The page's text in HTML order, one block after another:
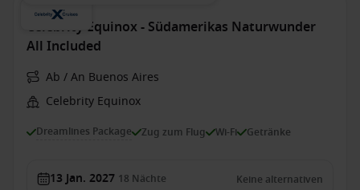
Celebrity Equinox - Südamerikas Naturwunder
All Included
Ab / An Buenos Aires
Celebrity Equinox
Dreamlines Package Zug zum Flug Wi-Fi Getränke
13 Jan. 2027 18 Nächte Keine alternativen